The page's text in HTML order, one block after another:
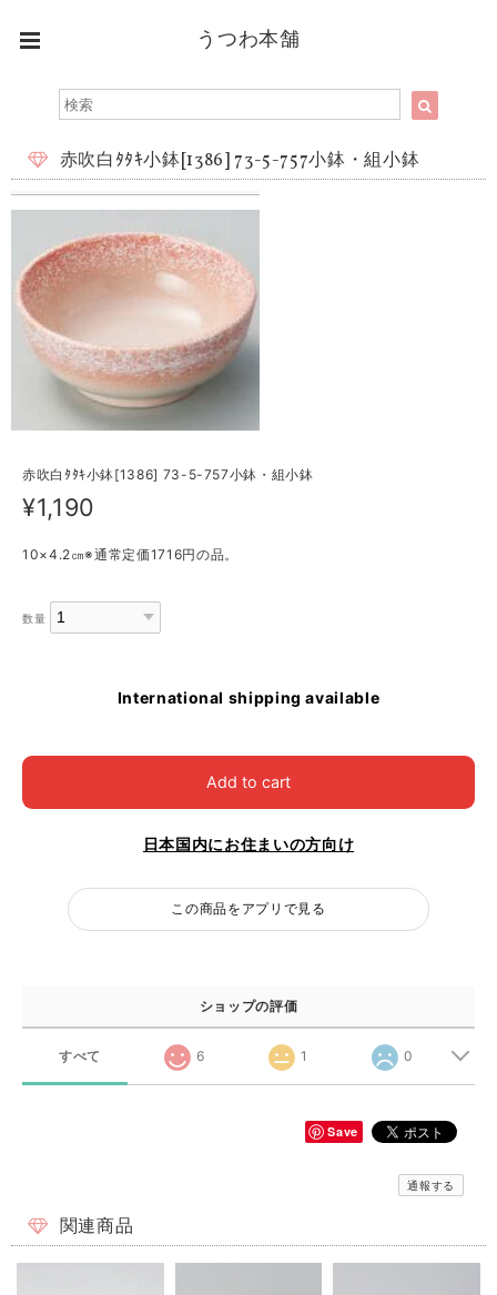
うつわ本舗
赤吹白ﾀﾀｷ小鉢[1386] 73-5-757小鉢・組小鉢
赤吹白ﾀﾀｷ小鉢[1386] 73-5-757小鉢・組小鉢
¥1,190
10×4.2㎝※通常定価1716円の品。
数量
International shipping available
Add to cart
日本国内にお住まいの方向け
この商品をアプリで見る
ショップの評価
すべて 6 1 0
Save
通報する
関連商品